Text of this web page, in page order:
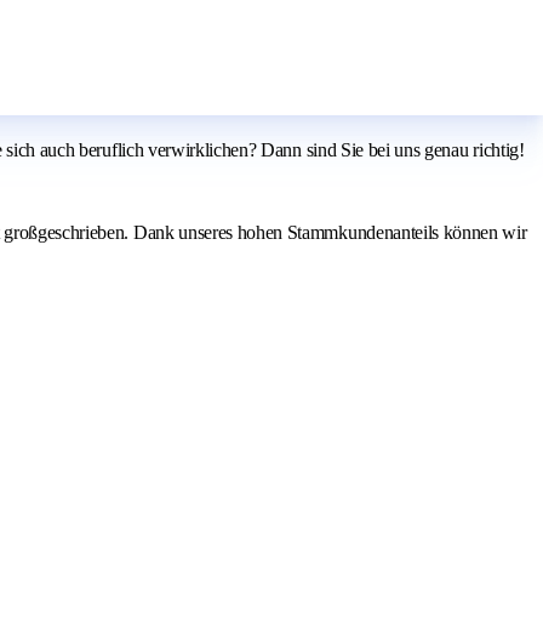
auch beruflich verwirklichen? Dann sind Sie bei uns genau richtig!
Dank unseres hohen Stammkundenanteils können wir